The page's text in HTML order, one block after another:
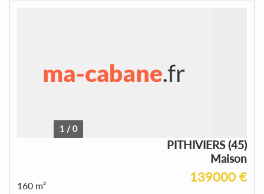
1 /0
PITHIVIERS (45)
Maison
139000 €
160 m²